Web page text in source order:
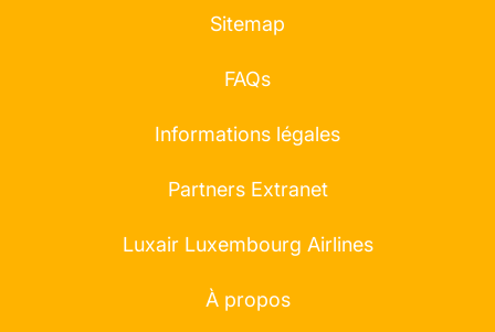
Sitemap
FAQs
Informations légales
Partners Extranet
Luxair Luxembourg Airlines
À propos